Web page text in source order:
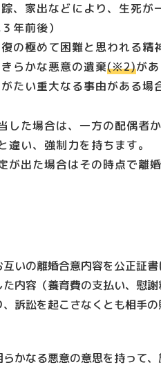
、家出などにより、生死が
年前後）
の極めて困難と思われる精
らかな悪意の遺棄(※2)があ
たい重大なる事由がある場
した場合は、一方の配偶者
違い、強制力を持ちます。
が出た場合はその時点で離婚
いの離婚合意内容を公正証書
内容（養育費の支払い、慰
訴訟を起こさなくとも相手
かなる悪意の意思を持って、